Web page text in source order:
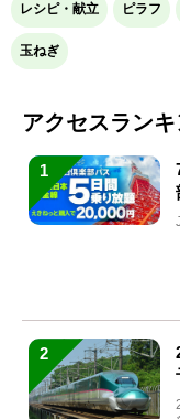
レシピ・献立 ピラフ
玉ねぎ
アクセスラン
1
2